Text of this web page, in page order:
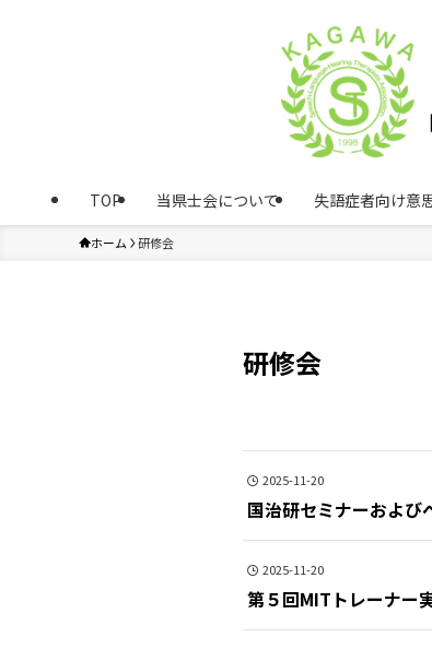
TOP 当県士会について 失語症者向け意
ホーム 研修会
研修会
2025-11-20
国治研セミナーおよび
2025-11-20
第５回MITトレーナー